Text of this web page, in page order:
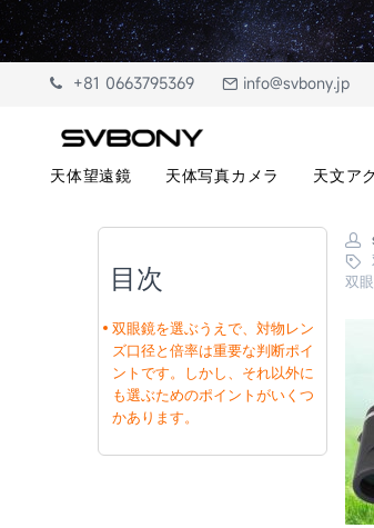
+81 0663795369 info@svbony.jp
天体望遠鏡 天体写真カメラ 天文ア
目次
双眼鏡を選ぶうえで、対物レン
ズ口径と倍率は重要な判断ポイ
ントです。しかし、それ以外に
も選ぶためのポイントがいくつ
かあります。
双